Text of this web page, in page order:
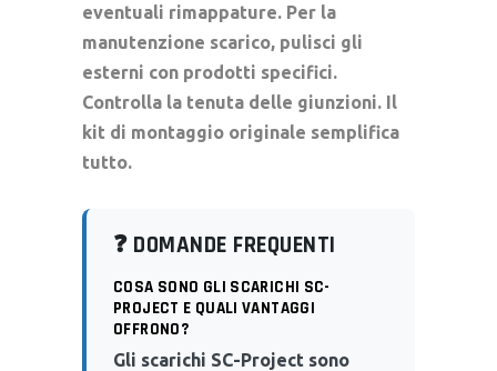
eventuali rimappature. Per la
manutenzione scarico, pulisci gli
esterni con prodotti specifici.
Controlla la tenuta delle giunzioni. Il
kit di montaggio originale semplifica
tutto.
❓ DOMANDE FREQUENTI
COSA SONO GLI SCARICHI SC-
PROJECT E QUALI VANTAGGI
OFFRONO?
Gli scarichi SC-Project sono